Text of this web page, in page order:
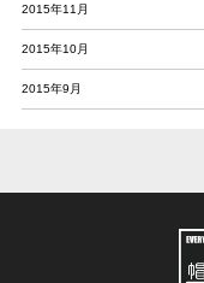
2015年11月
2015年10月
2015年9月